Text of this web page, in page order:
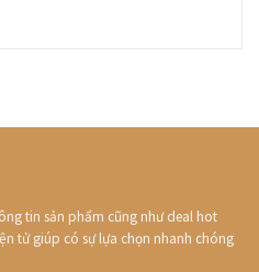
tin sản phẩm cũng như deal hot
tử giúp có sự lựa chọn nhanh chóng